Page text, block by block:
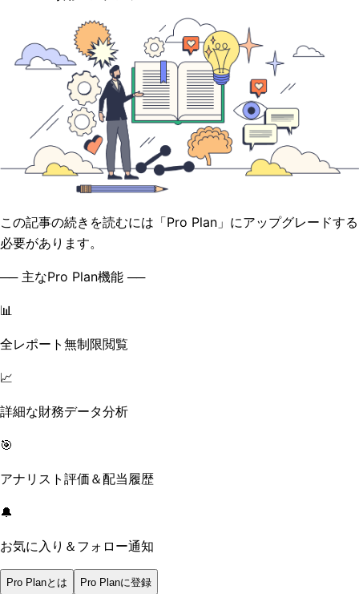
この記事の続きを読むには「Pro Plan」にアップグレードする
必要があります。
── 主なPro Plan機能 ──
📊
全レポート無制限閲覧
📈
詳細な財務データ分析
🎯
アナリスト評価＆配当履歴
🔔
お気に入り＆フォロー通知
Pro Planとは Pro Planに登録